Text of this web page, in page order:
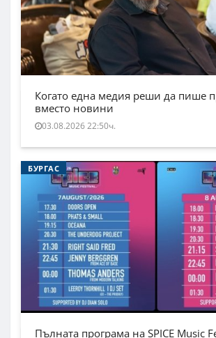
Когато една медия реши да пише
вместо новини
03.08.2026 22:50ч.
БУРГАС
Пълната програма на SPICE Music